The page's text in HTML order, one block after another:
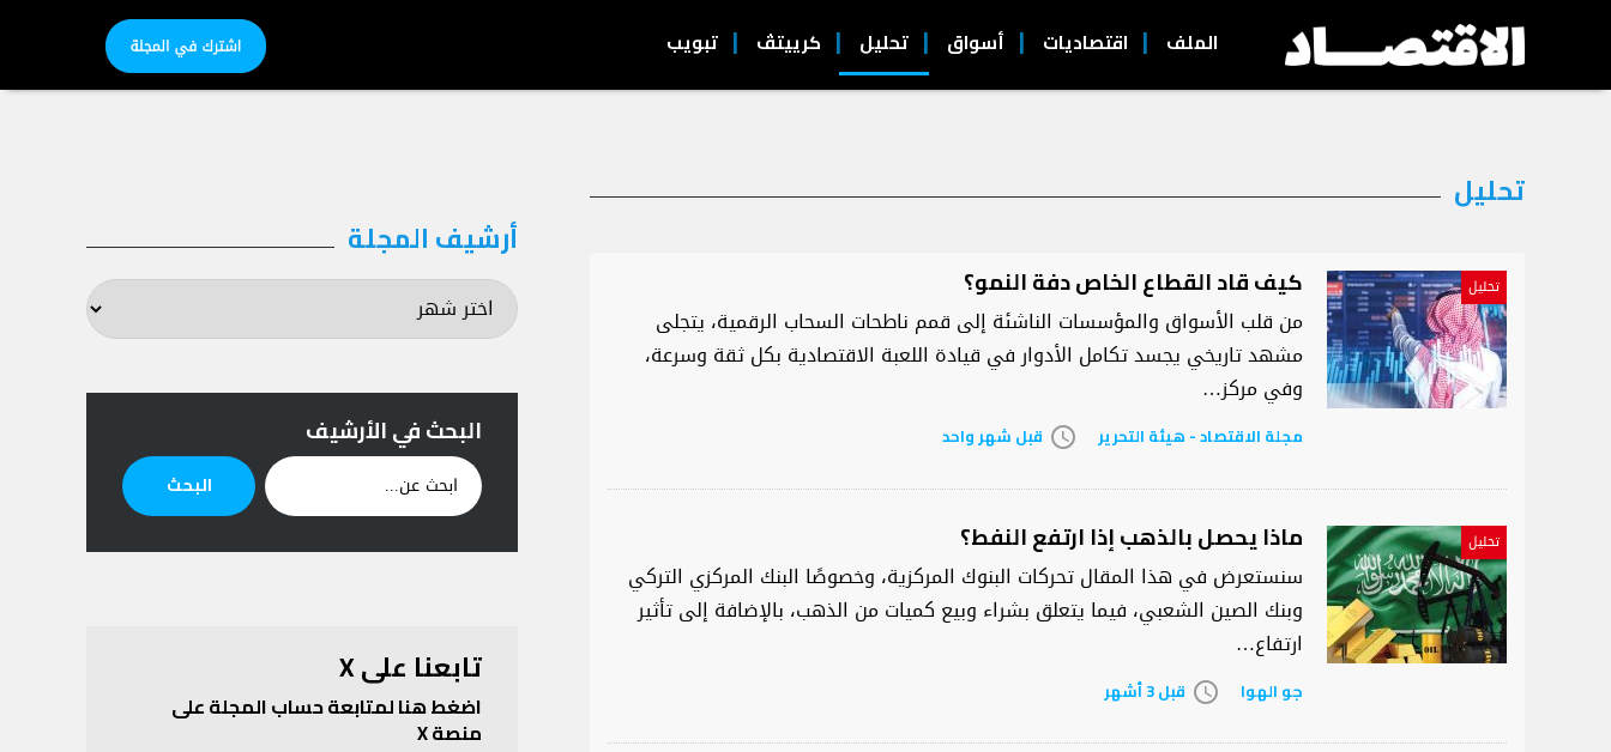
الملف اقتصاديات أسواق تحليل كرييتڤ تبويب
التصنيف:
تحليل
تحليل
تحليل كيف قاد القطاع الخاص دفة النمو؟
من قلب الأسواق والمؤسسات الناشئة إلى قمم ناطحات السحاب الرقمية، يتجلى
مشهد تاريخي يجسد تكامل الأدوار في قيادة اللعبة الاقتصادية بكل ثقة وسرعة،
وفي مركز…
مجلة الاقتصاد - هيئة التحرير access_time قبل شهر واحد
تحليل ماذا يحصل بالذهب إذا ارتفع النفط؟
سنستعرض في هذا المقال تحركات البنوك المركزية، وخصوصًا البنك المركزي التركي
وبنك الصين الشعبي، فيما يتعلق بشراء وبيع كميات من الذهب، بالإضافة إلى تأثير
ارتفاع…
جو الهوا access_time قبل 3 أشهر
أرشيف المجلة
المجلة
البحث في الأرشيف
ابحث
عن:
البحث
تابعنا على X
اضغط هنا لمتابعة حساب المجلة على
منصة X